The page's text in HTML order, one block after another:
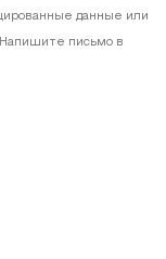
данные или
письмо в